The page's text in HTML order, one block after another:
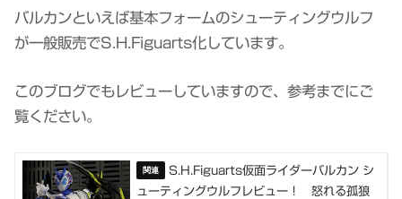
バルカンといえば基本フォームのシューティングウルフ
が一般販売でS.H.Figuarts化しています。
このブログでもレビューしていますので、参考までにご
覧ください。
S.H.Figuarts仮面ライダーバルカン シ
ューティングウルフレビュー！ 怒れる孤狼